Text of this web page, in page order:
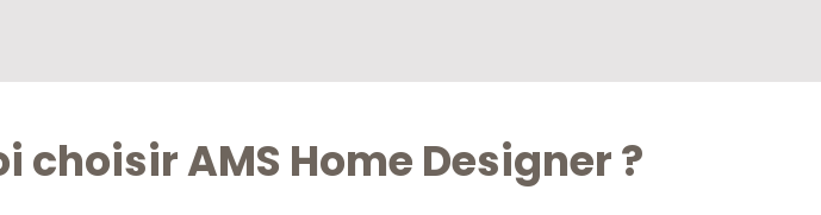
choisir AMS Home Designer ?